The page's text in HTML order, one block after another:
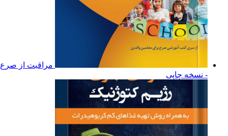
مراقبت از صرع
- نسخه چاپی